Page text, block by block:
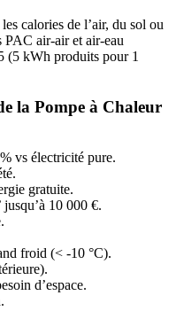
calories de l’air, du sol ou
PAC air-air et air-eau
(5 kWh produits pour 1
la Pompe à Chaleur
vs électricité pure.
gratuite.
10 000 €.
froid (< -10 °C).
d’espace.